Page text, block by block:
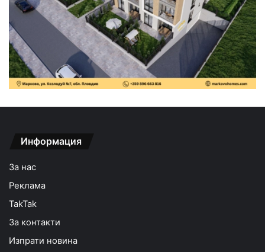
Информация
За нас
Реклама
TakTak
За контакти
Изпрати новина